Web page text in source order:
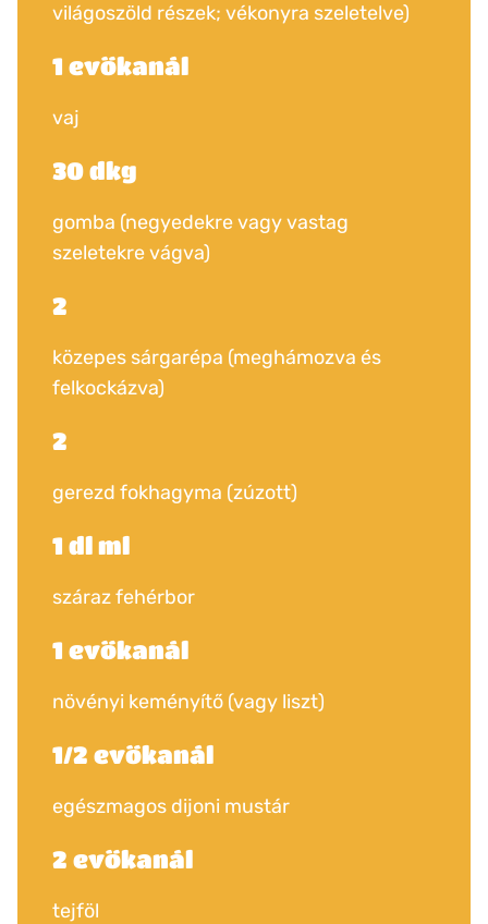
világoszöld részek; vékonyra szeletelve)
1 evőkanál
vaj
30 dkg
gomba (negyedekre vagy vastag
szeletekre vágva)
2
közepes sárgarépa (meghámozva és
felkockázva)
2
gerezd fokhagyma (zúzott)
1 dl ml
száraz fehérbor
1 evőkanál
növényi keményítő (vagy liszt)
1/2 evőkanál
egészmagos dijoni mustár
2 evőkanál
tejföl